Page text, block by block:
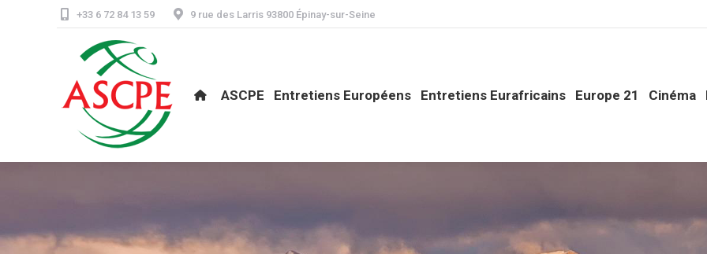
+33 6 72 84 13 59 9 rue des Larris 93800 Épinay-sur-Seine
ASCPE Entretiens Européens Entretiens Eurafricains Europe 21 Cinéma